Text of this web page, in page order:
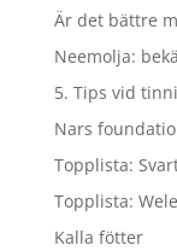
Är det bättre
Neemolja:
5. Tips vid
Nars
Topplista:
Topplista:
Kalla fötter